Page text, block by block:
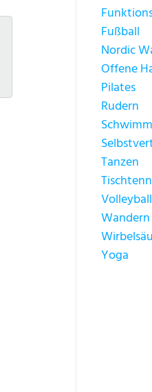
Fußball
Nordic
Offene
Pilates
Rudern
Tanzen
Volleyball
Wandern
Yoga